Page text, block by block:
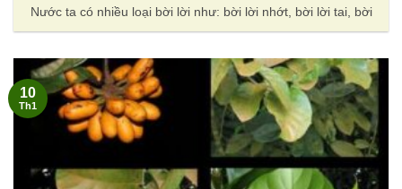
Nước ta có nhiều loại bời lời như: bời lời nhớt, bời lời tai, bời
10
Th1